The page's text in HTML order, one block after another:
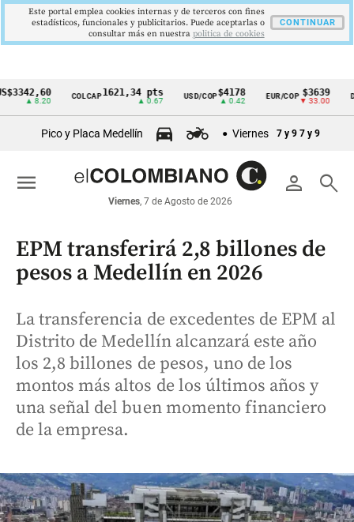
Cintillo
económicos
Colombia
COLCAP1621,34 pts USD/COP$4178
▲ 0.42
EUR/COP $3639
▼ 33.00
Pico y Placa Medellín Viernes 7 y 9 7 y 9
person search
Viernes, 7 de Agosto de 2026
menu
EPM transferirá 2,8 billones de
pesos a Medellín en 2026
La transferencia de excedentes de EPM al
Distrito de Medellín alcanzará este año
los 2,8 billones de pesos, uno de los
montos más altos de los últimos años y
una señal del buen momento financiero
de la empresa.
Este portal emplea cookies internas y de terceros con fines
estadísticos, funcionales y publicitarios. Puede aceptarlas o
consultar más en nuestra politica de cookies
CONTINUAR